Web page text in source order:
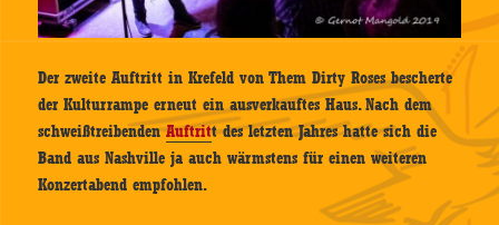
Der zweite Auftritt in Krefeld von Them Dirty Roses bescherte
der Kulturrampe erneut ein ausverkauftes Haus. Nach dem
schweißtreibendenAuftritt des letzten Jahres hatte sich die
Band aus Nashville ja auch wärmstens für einen weiteren
Konzertabend empfohlen.